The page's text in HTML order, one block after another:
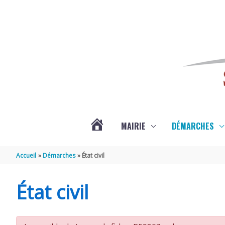
MAIRIE DÉMARCHES
Accueil Démarches État civil
État civil